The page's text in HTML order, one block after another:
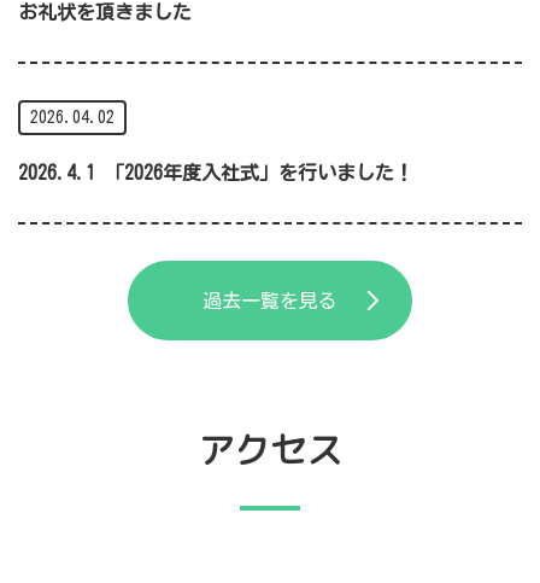
お礼状を頂きました
2026.04.02
2026.4.1 「2026年度入社式」を行いました！
過去一覧を見る
アクセス